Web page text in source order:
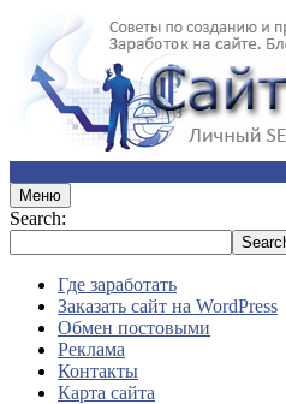
Меню
Search:
Где заработать
Заказать сайт на WordPress
Обмен постовыми
Реклама
Контакты
Карта сайта